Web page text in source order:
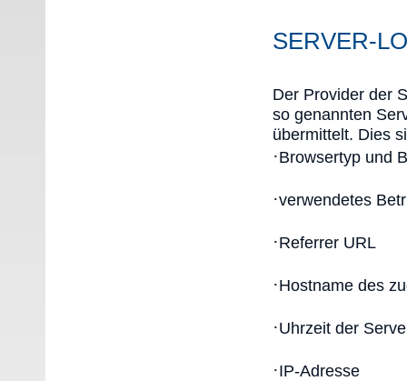
SERVER-
Der Provider der
so genannten
übermittelt. Dies
·Browsertyp und
·verwendetes
·Referrer URL
·Hostname des
·Uhrzeit der
·IP-Adresse